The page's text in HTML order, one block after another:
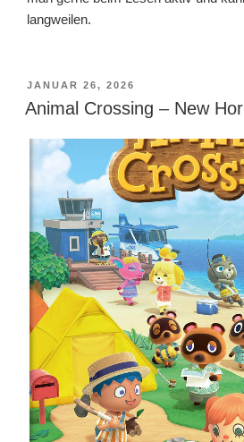
langweilen.
VERÖFFENTLICHT
AM
JANUAR 26, 2026
Animal Crossing – New